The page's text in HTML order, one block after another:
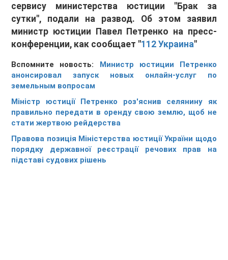
сервису министерства юстиции "Брак за
сутки", подали на развод. Об этом заявил
министр юстиции Павел Петренко на пресс-
конференции, как сообщает "112 Украина"
Вспомните новость: Министр юстиции Петренко
анонсировал запуск новых онлайн-услуг по
земельным вопросам
Міністр юстиції Петренко роз'яснив селянину як
правильно передати в оренду свою землю, щоб не
стати жертвою рейдерства
Правова позиція Міністерства юстиції України щодо
порядку державної реєстрації речових прав на
підставі судових рішень